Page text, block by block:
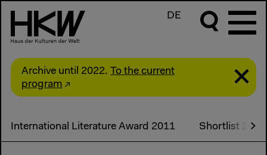
DE
Archive until 2022. To the current
program
International Literature Award 2011 Shortlist 2011